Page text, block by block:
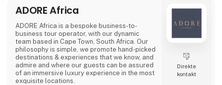
mangfoldige kulturer og smagsoplevelser.
verden: Dit eventyr begynder her.
Hvor går turen h
ADORE Africa
ADORE Africa is a bespoke business-to-
business tour operator, with our dynamic
team based in Cape Town, South Africa. Our
philosophy is simple, we promote hand-picked
destinations & experiences that we know, and
admire and where our guests can be assured
of an immersive luxury experience in the most
exquisite locations.
Direkte
kontakt